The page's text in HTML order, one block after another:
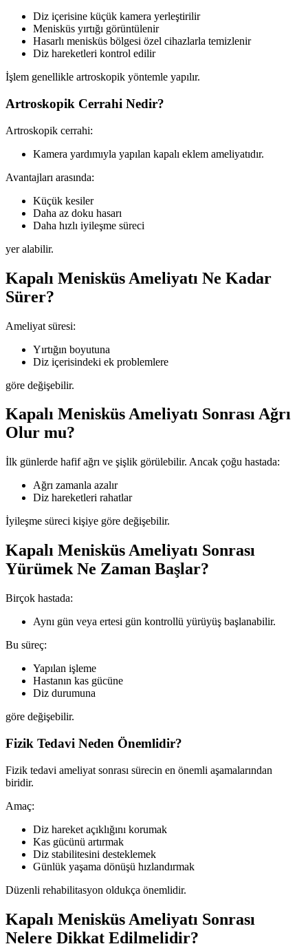
Diz içerisine küçük kamera yerleştirilir
Menisküs yırtığı görüntülenir
Hasarlı menisküs bölgesi özel cihazlarla temizlenir
Diz hareketleri kontrol edilir
İşlem genellikle artroskopik yöntemle yapılır.
Artroskopik Cerrahi Nedir?
Artroskopik cerrahi:
Kamera yardımıyla yapılan kapalı eklem ameliyatıdır.
Avantajları arasında:
Küçük kesiler
Daha az doku hasarı
Daha hızlı iyileşme süreci
yer alabilir.
Kapalı Menisküs Ameliyatı Ne Kadar
Sürer?
Ameliyat süresi:
Yırtığın boyutuna
Diz içerisindeki ek problemlere
göre değişebilir.
Kapalı Menisküs Ameliyatı Sonrası Ağrı
Olur mu?
İlk günlerde hafif ağrı ve şişlik görülebilir. Ancak çoğu hastada:
Ağrı zamanla azalır
Diz hareketleri rahatlar
İyileşme süreci kişiye göre değişebilir.
Kapalı Menisküs Ameliyatı Sonrası
Yürümek Ne Zaman Başlar?
Birçok hastada:
Aynı gün veya ertesi gün kontrollü yürüyüş başlanabilir.
Bu süreç:
Yapılan işleme
Hastanın kas gücüne
Diz durumuna
göre değişebilir.
Fizik Tedavi Neden Önemlidir?
Fizik tedavi ameliyat sonrası sürecin en önemli aşamalarından
biridir.
Amaç:
Diz hareket açıklığını korumak
Kas gücünü artırmak
Diz stabilitesini desteklemek
Günlük yaşama dönüşü hızlandırmak
Düzenli rehabilitasyon oldukça önemlidir.
Kapalı Menisküs Ameliyatı Sonrası
Nelere Dikkat Edilmelidir?